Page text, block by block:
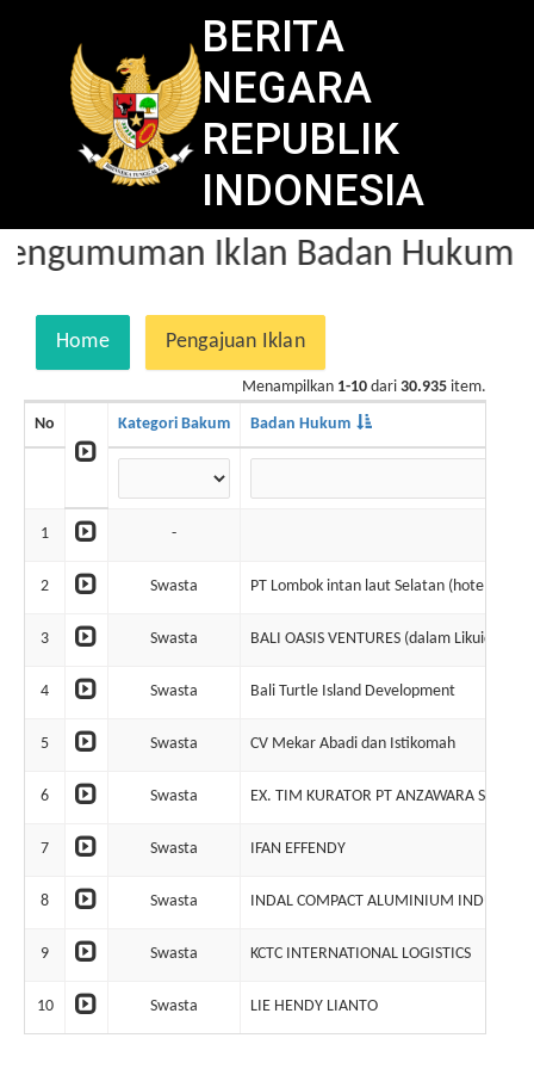
BERITA
NEGARA
REPUBLIK
INDONESIA
Iklan Badan Hukum
Home Pengajuan Iklan
Menampilkan 1-10 dari 30.935 item.
No Kategori Bakum Badan Hukum
1 -
2 Swasta PT Lombok intan laut Selatan (hotel The
3 Swasta BALI OASIS VENTURES (dalam Likuidasi)
4 Swasta Bali Turtle Island Development
5 Swasta CV Mekar Abadi dan Istikomah
6 Swasta EX. TIM KURATOR PT ANZAWARA
7 Swasta IFAN EFFENDY
8 Swasta INDAL COMPACT ALUMINIUM
9 Swasta KCTC INTERNATIONAL LOGISTICS
10 Swasta LIE HENDY LIANTO